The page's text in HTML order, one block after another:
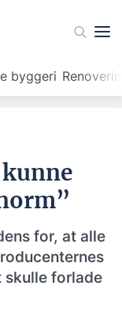
byggeri
for, at alle
skulle forlade